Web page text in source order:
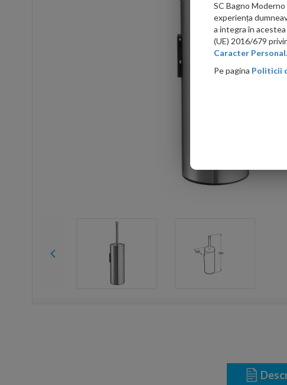
SC Bagno
experiența
a integra în
(UE) 2016/679
Caracter Personal.
Pe pagina Politicii